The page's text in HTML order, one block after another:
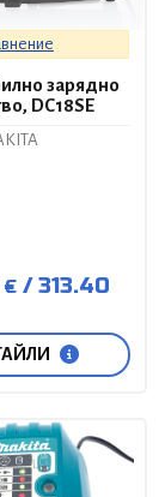
зарядно
DC18SE
€ 313.40